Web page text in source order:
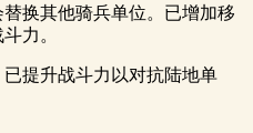
换其他骑兵单位。已增加移
力。
提升战斗力以对抗陆地单